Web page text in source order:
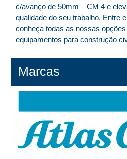
c/avanço de 50mm – CM 4 e
qualidade do seu trabalho. Entre
conheça todas as nossas
equipamentos para construção
Marcas